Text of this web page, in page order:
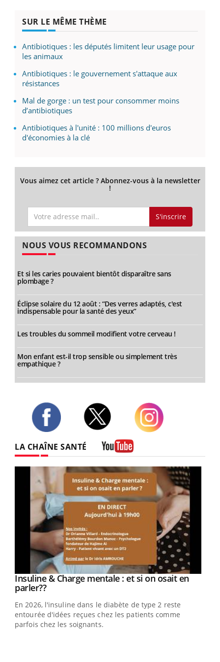
SUR LE MÊME THÈME
Antibiotiques : les députés limitent leur usage pour
les animaux
Antibiotiques : le gouvernement s'attaque aux
résistances
Mal de gorge : un test pour consommer moins
d’antibiotiques
Antibiotiques à l'unité : 100 millions d'euros
d'économies à la clé
Vous aimez cet article ? Abonnez-vous à la newsletter
!
S'inscrire
NOUS VOUS RECOMMANDONS
Et si les caries pouvaient bientôt disparaître sans
plombage ?
Éclipse solaire du 12 août : “Des verres adaptés, c'est
indispensable pour la santé des yeux”
Les troubles du sommeil modifient votre cerveau !
Mon enfant est-il trop sensible ou simplement très
empathique ?
LA CHAÎNE SANTÉ
Youtube
Insuline & Charge mentale : et si on osait en
parler??Youtube
En 2026, l'insuline dans le diabète de type 2 reste
entourée d'idées reçues chez les patients comme
parfois chez les soignants.